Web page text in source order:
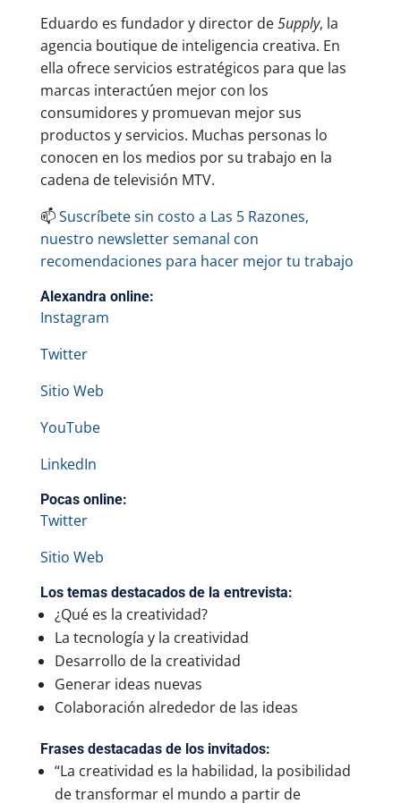
Eduardo es fundador y director de5upply, la
agencia boutique de inteligencia creativa. En
ella ofrece servicios estratégicos para que las
marcas interactúen mejor con los
consumidores y promuevan mejor sus
productos y servicios. Muchas personas lo
conocen en los medios por su trabajo en la
cadena de televisión MTV.
📫Suscríbete sin costo a Las 5 Razones,
nuestro newsletter semanal con
recomendaciones para hacer mejor tu trabajo
Alexandra online:
Instagram
Twitter
Sitio Web
YouTube
LinkedIn
Pocas online:
Twitter
Sitio Web
Los temas destacados de la entrevista:
¿Qué es la creatividad?
La tecnología y la creatividad
Desarrollo de la creatividad
Generar ideas nuevas
Colaboración alrededor de las ideas
Frases destacadas de los invitados:
“La creatividad es la habilidad, la posibilidad
de transformar el mundo a partir de